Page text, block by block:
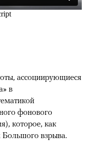
ассоциирующиеся
в
фонового
которое, как
Большого взрыва.